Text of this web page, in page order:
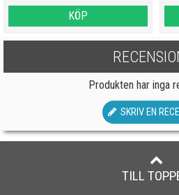
KÖP
Produkten har inga
SKRIV EN
TILL